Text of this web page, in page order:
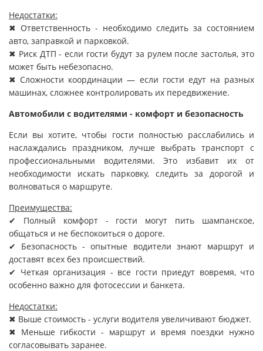
Недостатки:
✖ Ответственность - необходимо следить за состоянием
авто, заправкой и парковкой.
✖ Риск ДТП - если гости будут за рулем после застолья, это
может быть небезопасно.
✖ Сложности координации — если гости едут на разных
машинах, сложнее контролировать их передвижение.
Автомобили с водителями - комфорт и безопасность
Если вы хотите, чтобы гости полностью расслабились и
наслаждались праздником, лучше выбрать транспорт с
профессиональными водителями. Это избавит их от
необходимости искать парковку, следить за дорогой и
волноваться о маршруте.
Преимущества:
✔ Полный комфорт - гости могут пить шампанское,
общаться и не беспокоиться о дороге.
✔ Безопасность - опытные водители знают маршрут и
доставят всех без происшествий.
✔ Четкая организация - все гости приедут вовремя, что
особенно важно для фотосессии и банкета.
Недостатки:
✖ Выше стоимость - услуги водителя увеличивают бюджет.
✖ Меньше гибкости - маршрут и время поездки нужно
согласовывать заранее.